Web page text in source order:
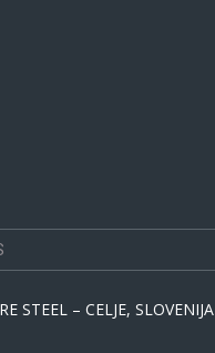
STEEL – CELJE, SLOVENIJA